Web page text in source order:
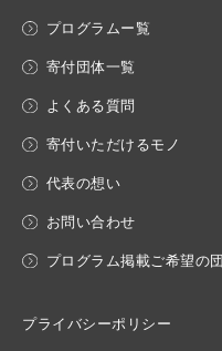
プログラムー覧
寄付団体一覧
よくある質問
寄付いただけるモノ
代表の想い
お問い合わせ
プログラム掲載ご希望の
プライバシーポリシー